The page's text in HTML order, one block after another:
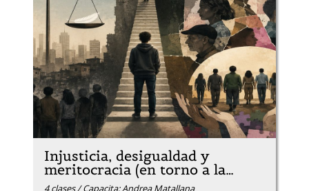
Injusticia, desigualdad y
meritocracia (en torno a la…
4 clases / Capacita: Andrea Matallana